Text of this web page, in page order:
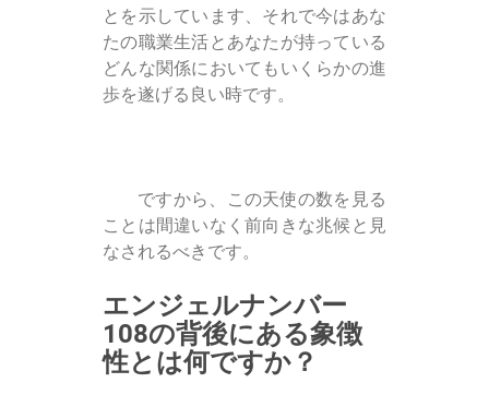
とを示しています、それで今はあな
たの職業生活とあなたが持っている
どんな関係においてもいくらかの進
歩を遂げる良い時です。
ですから、この天使の数を見る
ことは間違いなく前向きな兆候と見
なされるべきです。
エンジェルナンバー
108の背後にある象徴
性とは何ですか？